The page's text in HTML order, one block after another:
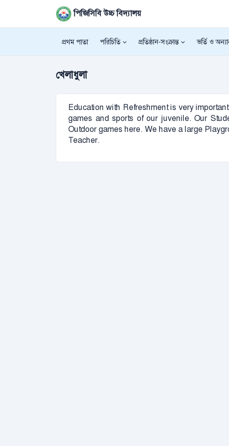
পিজিসিবি উচ্চ বিদ্যালয়
প্রথম পাতা পরিচিতি প্রতিষ্ঠান-সংক্রান্ত ভর্তি ও
খেলাধুলা
Education with Refreshment is very
games and sports of our juvenile. Our
Outdoor games here. We have a large
Teacher.